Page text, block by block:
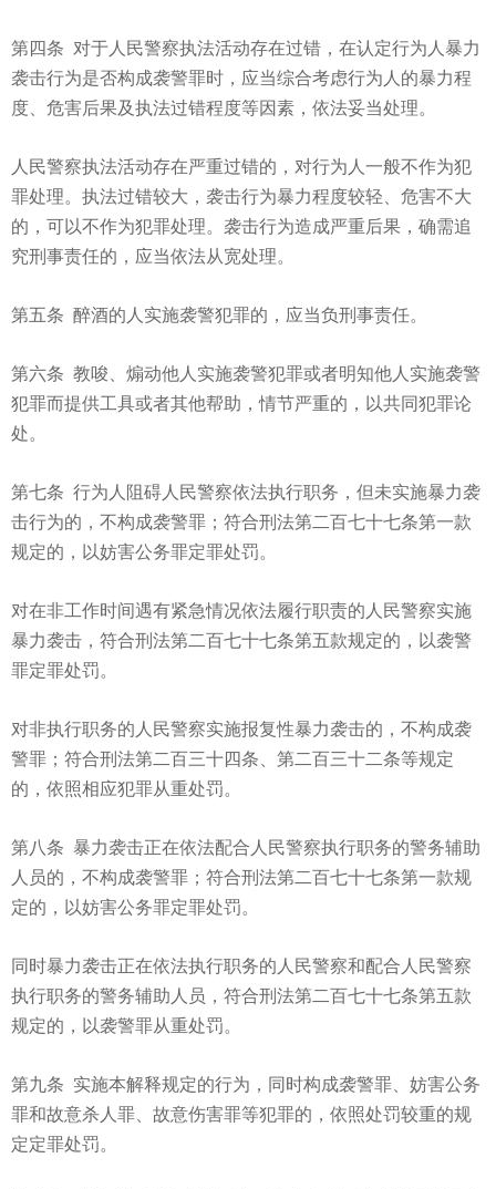
第四条 对于人民警察执法活动存在过错，在认定行为人暴力
袭击行为是否构成袭警罪时，应当综合考虑行为人的暴力程
度、危害后果及执法过错程度等因素，依法妥当处理。
人民警察执法活动存在严重过错的，对行为人一般不作为犯
罪处理。执法过错较大，袭击行为暴力程度较轻、危害不大
的，可以不作为犯罪处理。袭击行为造成严重后果，确需追
究刑事责任的，应当依法从宽处理。
第五条 醉酒的人实施袭警犯罪的，应当负刑事责任。
第六条 教唆、煽动他人实施袭警犯罪或者明知他人实施袭警
犯罪而提供工具或者其他帮助，情节严重的，以共同犯罪论
处。
第七条 行为人阻碍人民警察依法执行职务，但未实施暴力袭
击行为的，不构成袭警罪；符合刑法第二百七十七条第一款
规定的，以妨害公务罪定罪处罚。
对在非工作时间遇有紧急情况依法履行职责的人民警察实施
暴力袭击，符合刑法第二百七十七条第五款规定的，以袭警
罪定罪处罚。
对非执行职务的人民警察实施报复性暴力袭击的，不构成袭
警罪；符合刑法第二百三十四条、第二百三十二条等规定
的，依照相应犯罪从重处罚。
第八条 暴力袭击正在依法配合人民警察执行职务的警务辅助
人员的，不构成袭警罪；符合刑法第二百七十七条第一款规
定的，以妨害公务罪定罪处罚。
同时暴力袭击正在依法执行职务的人民警察和配合人民警察
执行职务的警务辅助人员，符合刑法第二百七十七条第五款
规定的，以袭警罪从重处罚。
第九条 实施本解释规定的行为，同时构成袭警罪、妨害公务
罪和故意杀人罪、故意伤害罪等犯罪的，依照处罚较重的规
定定罪处罚。